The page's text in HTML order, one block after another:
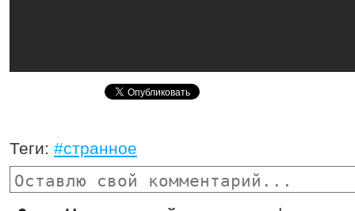
Теги: #странное